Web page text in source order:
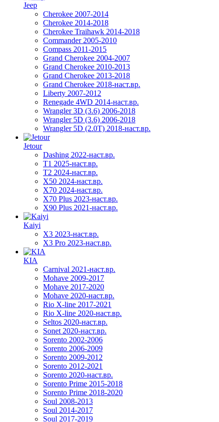
Jeep
Cherokee 2007-2014
Cherokee 2014-2018
Cherokee Traihawk 2014-2018
Commander 2005-2010
Compass 2011-2015
Grand Cherokee 2004-2007
Grand Cherokee 2010-2013
Grand Cherokee 2013-2018
Grand Cherokee 2018-наст.вр.
Liberty 2007-2012
Renegade 4WD 2014-наст.вр.
Wrangler 3D (3.6) 2006-2018
Wrangler 5D (3.6) 2006-2018
Wrangler 5D (2.0T) 2018-наст.вр.
Jetour
Dashing 2022-наст.вр.
T1 2025-наст.вр.
T2 2024-наст.вр.
X50 2024-наст.вр.
X70 2024-наст.вр.
X70 Plus 2023-наст.вр.
X90 Plus 2021-наст.вр.
Kaiyi
X3 2023-наст.вр.
X3 Pro 2023-наст.вр.
KIA
Carnival 2021-наст.вр.
Mohave 2009-2017
Mohave 2017-2020
Mohave 2020-наст.вр.
Rio X-line 2017-2021
Rio X-line 2020-наст.вр.
Seltos 2020-наст.вр.
Sonet 2020-наст.вр.
Sorento 2002-2006
Sorento 2006-2009
Sorento 2009-2012
Sorento 2012-2021
Sorento 2020-наст.вр.
Sorento Prime 2015-2018
Sorento Prime 2018-2020
Soul 2008-2013
Soul 2014-2017
Soul 2017-2019